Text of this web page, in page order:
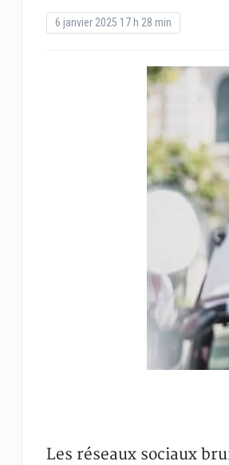
6 janvier 2025 17 h 28 min
Les réseaux sociaux